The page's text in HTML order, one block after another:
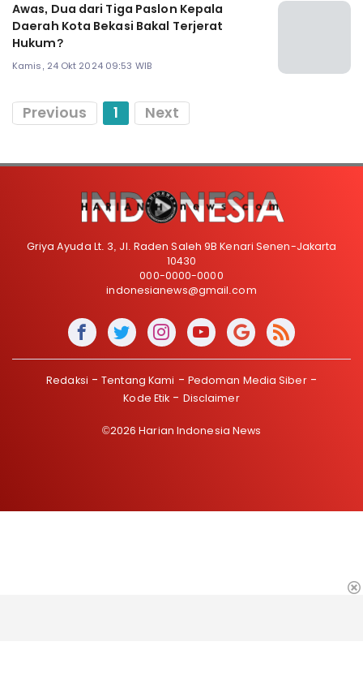
Awas, Dua dari Tiga Paslon Kepala
Daerah Kota Bekasi Bakal Terjerat
Hukum?
Kamis, 24 Okt 2024 09:53 WIB
Previous 1 Next
Griya Ayuda Lt. 3, Jl. Raden Saleh 9B Kenari Senen-Jakarta
10430
000-0000-0000
indonesianews@gmail.com
Redaksi Tentang Kami
Pedoman Media Siber
Kode Etik
Disclaimer
©2026 Harian Indonesia News